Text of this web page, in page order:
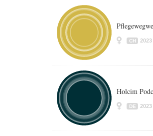
CH 2023
Holcim
DE 2023